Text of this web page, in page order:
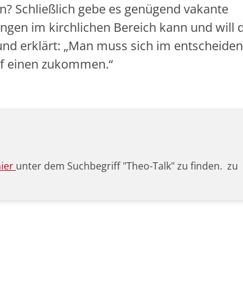
Schließlich gebe es genügend vakante
im kirchlichen Bereich kann und will
erklärt: „Man muss sich im
einen zukommen.“
unter dem Suchbegriff "Theo-Talk" zu finden. zu